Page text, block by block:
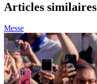
Articles similaires
Messe